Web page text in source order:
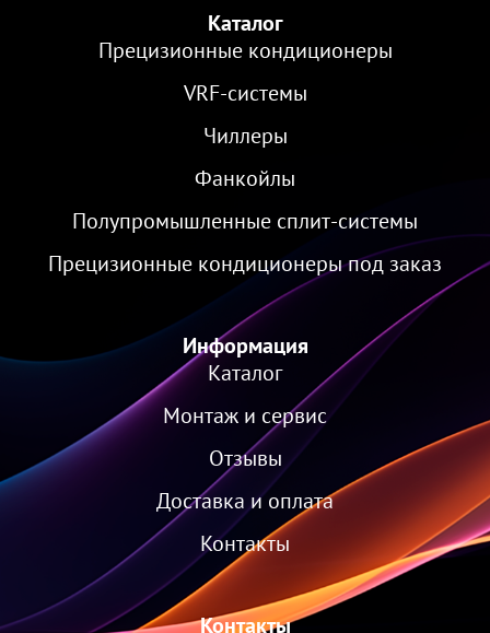
Каталог
Прецизионные кондиционеры
VRF-cистемы
Чиллеры
Фанкойлы
Полупромышленные сплит-системы
Прецизионные кондиционеры под заказ
Информация
Каталог
Монтаж и сервис
Отзывы
Доставка и оплата
Контакты
Контакты